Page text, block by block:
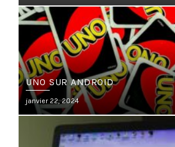
on
UNO SUR ANDROID
Posted
on
janvier 22, 2024